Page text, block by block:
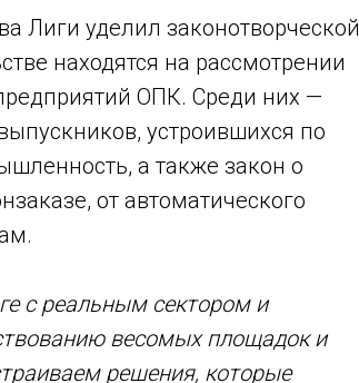
Лиги уделил законотворческой
находятся на рассмотрении
ОПК. Среди них —
устроившихся по
а также закон о
от автоматического
с реальным сектором и
весомых площадок и
решения, которые